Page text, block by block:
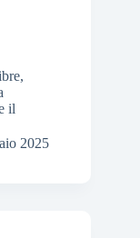
il
2025